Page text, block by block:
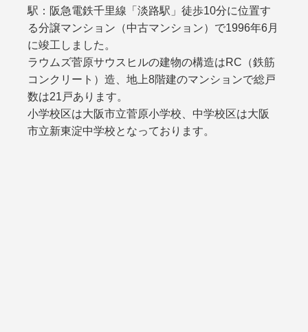
駅：阪急電鉄千里線「淡路駅」徒歩10分に位置す
る分譲マンション（中古マンション）で1996年6月
に竣工しました。
ラウムズ菅原サウスヒルの建物の構造はRC（鉄筋
コンクリート）造、地上8階建のマンションで総戸
数は21戸あります。
小学校区は大阪市立菅原小学校、中学校区は大阪
市立新東淀中学校となっております。